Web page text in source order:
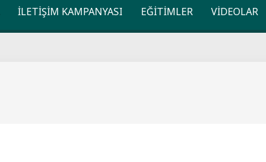
İLETİŞİM KAMPANYASI EĞİTİMLER VİDEOLAR